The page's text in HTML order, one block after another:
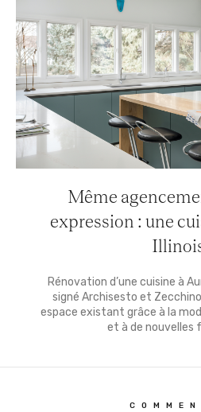
Même
expression : une
Rénovation d’une cuisine à
signé Archisesto et
espace existant grâce à la
et à de nouvelles